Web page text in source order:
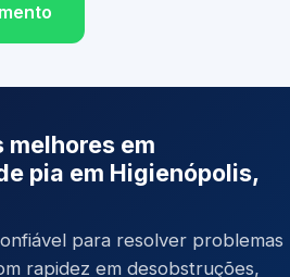
melhores em
pia em Higienópolis,
para resolver problemas
rapidez em desobstruções,